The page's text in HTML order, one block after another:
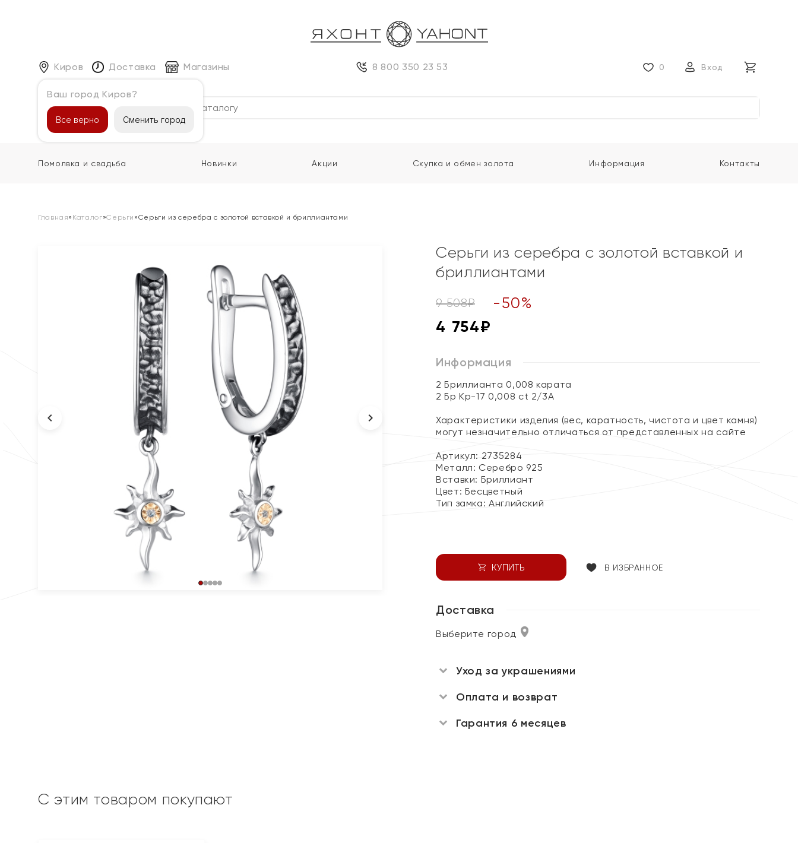
Киров
Ваш город Киров?
Все верно Сменить город
Доставка Магазины 8 800 350 23 53 0 Вход
Каталог
Помолвка и свадьба Новинки Акции Скупка и обмен золота Информация Контакты
Главная» Каталог»Серьги »Серьги из серебра с золотой вставкой и бриллиантами
Серьги из серебра с золотой вставкой и
бриллиантами
9 508₽ -50%
4 754₽
Информация
2 Бриллианта 0,008 карата
2 Бр Кр-17 0,008 ct 2/3А
Характеристики изделия (вес, каратность, чистота и цвет камня)
могут незначительно отличаться от представленных на сайте
Артикул: 2735284
Металл: Серебро 925
Вставки: Бриллиант
Цвет: Бесцветный
Тип замка:Английский
КУПИТЬ В ИЗБРАННОЕ
Доставка
Выберите город
Уход за украшениями
Оплата и возврат
Гарантия 6 месяцев
С этим товаром покупают